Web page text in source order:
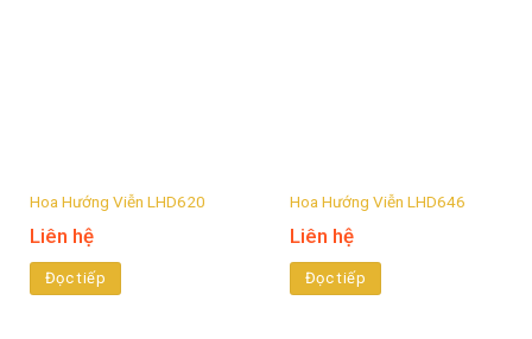
Hoa Hướng Viễn LHD620
Liên hệ
Đọc tiếp
Hoa Hướng Viễn LHD646
Liên hệ
Đọc tiếp